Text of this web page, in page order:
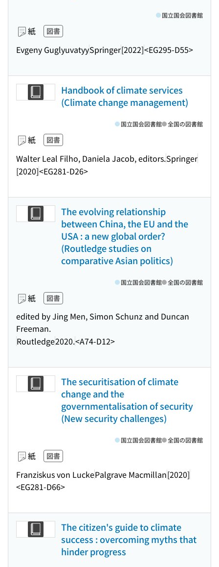
紙 図書
Evgeny GuglyuvatyySpringer[2022]<EG295-D55>
国立国会図書館
Handbook of climate services
(Climate change management)
紙 図書
Walter Leal Filho, Daniela Jacob, editors.Springer
[2020]<EG281-D26>
国立国会図書館 全国の図書館
The evolving relationship
between China, the EU and the
USA : a new global order?
(Routledge studies on
comparative Asian politics)
紙 図書
edited by Jing Men, Simon Schunz and Duncan
Freeman.
Routledge2020.<A74-D12>
国立国会図書館 全国の図書館
The securitisation of climate
change and the
governmentalisation of security
(New security challenges)
紙 図書
Franziskus von LuckePalgrave Macmillan[2020]
<EG281-D66>
国立国会図書館 全国の図書館
The citizen's guide to climate
success : overcoming myths that
hinder progress